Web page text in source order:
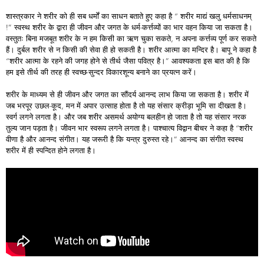
शास्त्रकार ने शरीर को ही सब धर्मों का साधन बताते हुए कहा है “ शरीर माद्यं खलु धर्मसाधनम्
!” स्वस्थ शरीर के द्वारा ही जीवन और जगत के धर्म-कर्त्तव्यों का भार वहन किया जा सकता है।
वस्तुतः बिना मजबूत शरीर के न हम किसी का ऋण चुका सकते, न अपना कर्त्तव्य पूर्ण कर सकते
हैं। दुर्बल शरीर से न किसी की सेवा ही हो सकती है। शरीर आत्मा का मन्दिर है। बापू ने कहा है
“शरीर आत्मा के रहने की जगह होने से तीर्थ जैसा पवित्र है।” आवश्यकता इस बात की है कि
हम इसे तीर्थ की तरह ही स्वच्छ-सुन्दर विकारशून्य बनाने का प्रयत्न करें।
शरीर के माध्यम से ही जीवन और जगत का सौंदर्य आनन्द लाभ किया जा सकता है। शरीर में
जब भरपूर उछल-कूद, मन में अपार उत्साह होता है तो यह संसार क्रीड़ा भूमि सा दीखता है।
स्वर्ग लगने लगता है। और जब शरीर असमर्थ अयोग्य बलहीन हो जाता है तो यह संसार नरक
तुल्य जान पड़ता है। जीवन भार स्वरूप लगने लगता है। पाश्चात्य विद्वान बीचर ने कहा है “शरीर
वीणा है और आनन्द संगीत। यह जरूरी है कि यन्त्र दुरुस्त रहे।” आनन्द का संगीत स्वस्थ
शरीर में ही स्पन्दित होने लगता है।